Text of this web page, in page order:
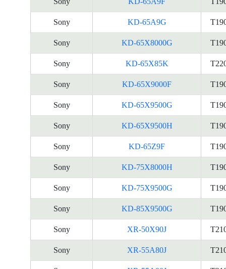
Sony KD-65A9G
Sony KD-65X8000G
Sony KD-65X85K
Sony KD-65X9000F
Sony KD-65X9500G
Sony KD-65X9500H
Sony KD-65Z9F
Sony KD-75X8000H
Sony KD-75X9500G
Sony KD-85X9500G
Sony XR-50X90J
Sony XR-55A80J